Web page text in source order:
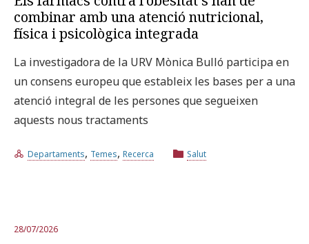
combinar amb una atenció nutricional,
física i psicològica integrada
La investigadora de la URV Mònica Bulló participa en
un consens europeu que estableix les bases per a una
atenció integral de les persones que segueixen
aquests nous tractaments
Departaments, Temes, Recerca Salut
28/07/2026